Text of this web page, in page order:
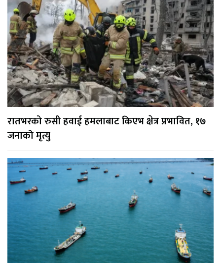
रातभरको रुसी हवाई हमलाबाट किएभ क्षेत्र प्रभावित, १७
जनाको मृत्यु